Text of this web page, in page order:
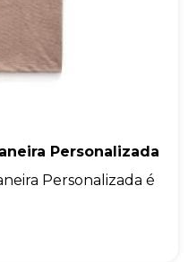
Personalizada
Personalizada é